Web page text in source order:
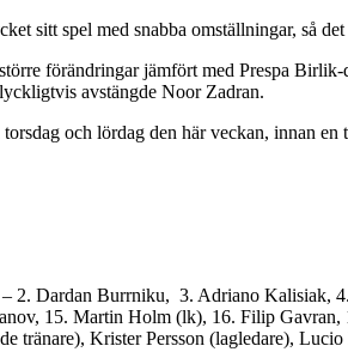
sitt spel med snabba omställningar, så
förändringar jämfört med Prespa
avstängde Noor Zadran.
och lördag den här veckan, innan
2. Dardan Burrniku, 3. Adriano Kalisiak,
15. Martin Holm (lk), 16. Filip Gavran,
tränare), Krister Persson (lagledare),